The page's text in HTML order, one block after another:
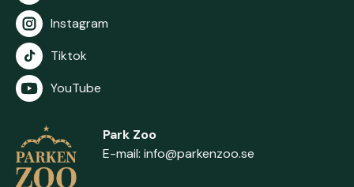
Instagram
Tiktok
YouTube
Park Zoo
E-mail: info@parkenzoo.se